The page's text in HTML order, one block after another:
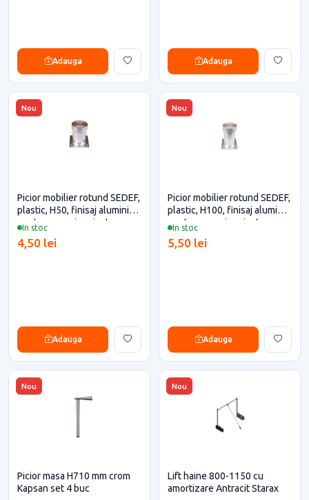
Adauga Adauga
Nou
In stoc
Picior mobilier rotund SEDEF,
plastic, H50, finisaj aluminiu
pentru casa si proiecte
4,50 lei
Adauga
Nou
In stoc
Picior mobilier rotund SEDEF,
plastic, H100, finisaj aluminiu
pentru casa si proiecte
5,50 lei
Adauga
Nou
Picior masa H710 mm crom
Kapsan set 4 buc
Nou
Lift haine 800-1150 cu
amortizare Antracit Starax